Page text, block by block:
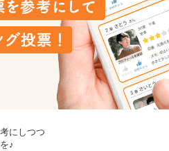
にしつつ
♪